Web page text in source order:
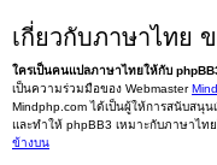
เกี่ยวกับภาษาไทย
ใครเป็นคนแปลภาษาไทยให้กับ
เป็นความร่วมมือของ Webmaster
Mindphp.com ได้เป็นผู้ให้การสนับสนุน
และทำให้ phpBB3 เหมาะกับภาษาไท
ข้างบน